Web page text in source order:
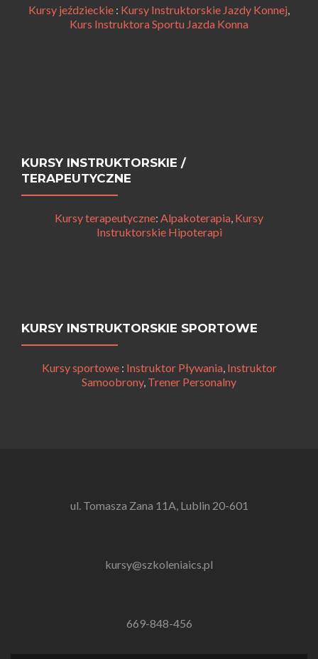
Kursy jeździeckie : Kursy Instruktorskie Jazdy Konnej,
Kurs Instruktora Sportu Jazda Konna
KURSY INSTRUKTORSKIE /
TERAPEUTYCZNE
Kursy terapeutyczne: Alpakoterapia, Kursy
Instruktorskie Hipoterapi
KURSY INSTRUKTORSKIE SPORTOWE
Kursy sportowe: Instruktor Pływania, Instruktor
Samoobrony, Trener Personalny
ul. Tomasza Zana 11A, Lublin 20-601
kursy@szkoleniaics.pl
669-848-456